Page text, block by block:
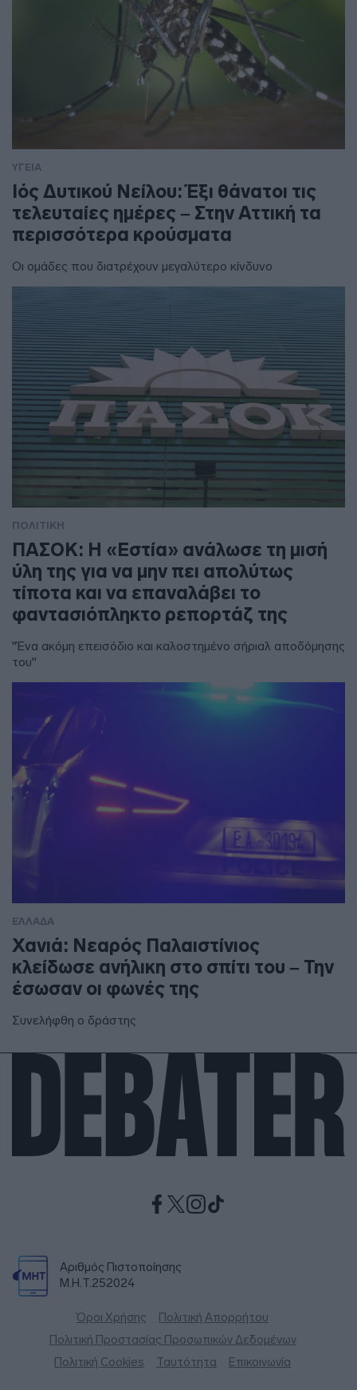
ΥΓΕΙΑ
Ιός Δυτικού Νείλου: Έξι θάνατοι τις
τελευταίες ημέρες – Στην Αττική τα
περισσότερα κρούσματα
Οι ομάδες που διατρέχουν μεγαλύτερο κίνδυνο
ΠΟΛΙΤΙΚΗ
ΠΑΣΟΚ: Η «Εστία» ανάλωσε τη μισή
ύλη της για να μην πει απολύτως
τίποτα και να επαναλάβει το
φαντασιόπληκτο ρεπορτάζ της
"Ένα ακόμη επεισόδιο και καλοστημένο σήριαλ αποδόμησης
του"
ΕΛΛΑΔΑ
Χανιά: Νεαρός Παλαιστίνιος
κλείδωσε ανήλικη στο σπίτι του – Την
έσωσαν οι φωνές της
Συνελήφθη ο δράστης
Αριθμός Πιστοποίησης
Μ.Η.Τ.252024
Όροι Χρήσης
Πολιτική Απορρήτου
Πολιτική Προστασίας Προσωπικών Δεδομένων
Πολιτική Cookies
Ταυτότητα Επικοινωνία